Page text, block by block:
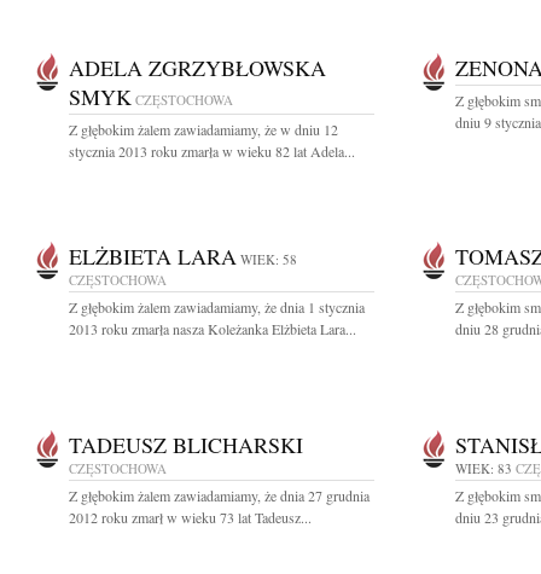
ADELA ZGRZYBŁOWSKA
SMYK CZĘSTOCHOWA
Z głębokim żalem zawiadamiamy, że w dniu 12
stycznia 2013 roku zmarła w wieku 82 lat Adela...
Z głębokim
dniu 9
ELŻBIETA LARA WIEK: 58
CZĘSTOCHOWA
Z głębokim żalem zawiadamiamy, że dnia 1 stycznia
2013 roku zmarła nasza Koleżanka Elżbieta Lara...
Z głębokim
dniu 28
TADEUSZ BLICHARSKI
CZĘSTOCHOWA
Z głębokim żalem zawiadamiamy, że dnia 27 grudnia
2012 roku zmarł w wieku 73 lat Tadeusz...
WIEK: 83
Z głębokim
dniu 23